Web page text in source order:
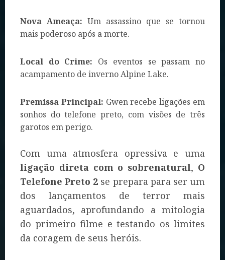
Nova Ameaça: Um assassino que se tornou
mais poderoso após a morte.
Local do Crime: Os eventos se passam no
acampamento de inverno Alpine Lake.
Premissa Principal: Gwen recebe ligações em
sonhos do telefone preto, com visões de três
garotos em perigo.
Com uma atmosfera opressiva e uma
ligação direta com o sobrenatural, O
Telefone Preto 2 se prepara para ser um
dos lançamentos de terror mais
aguardados, aprofundando a mitologia
do primeiro filme e testando os limites
da coragem de seus heróis.